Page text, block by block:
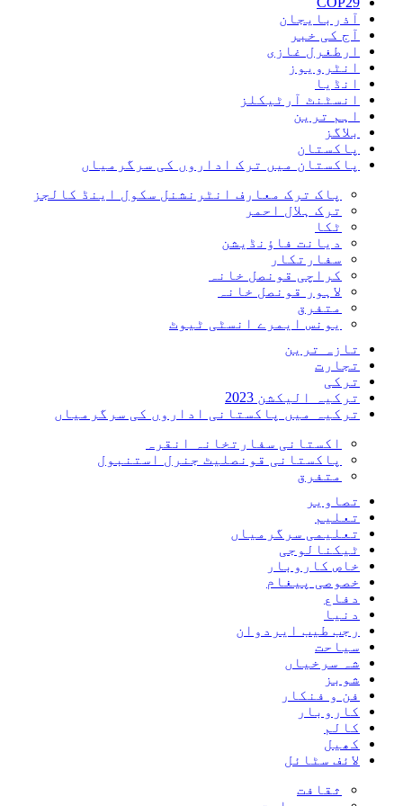
آذربایجان
آج کی خبر
ارطغرل غازی
انٹرویوز
انڈیا
انسٹنٹ آرٹیکلز
اہم ترین
بلاگز
پاکستان
پاکستان میں ترک اداروں کی سرگرمیاں
پاک ترک معارف انٹرنشنل سکول اینڈ کالجز
ترک ہلال احمر
ٹکا
دیانت فاؤنڈیشن
سفارتکار
کراچی قونصل خانہ
لاہور قونصل خانہ
متفرق
یونس ایمرے انسٹی ٹیوٹ
تازہ ترین
تجارت
ترکی
ترکیہ الیکشن 2023
ترکیہ میں پاکستانی اداروں کی سرگرمیاں
اکستانی سفارتخانہ انقرہ
پاکستانی قونصلیٹ جنرل استنبول
متفرق
تصاویر
تعلیم
تعلیمی سرگرمیاں
ٹیکنالوجی
خاص کاروبار
خصوصی پیغام
دفاع
دنیا
رجب طیب ایردوان
سیاحت
شہ سرخیاں
شوبز
فن و فنکار
کاروبار
کالم
کھیل
لائف سٹائل
ثقافت